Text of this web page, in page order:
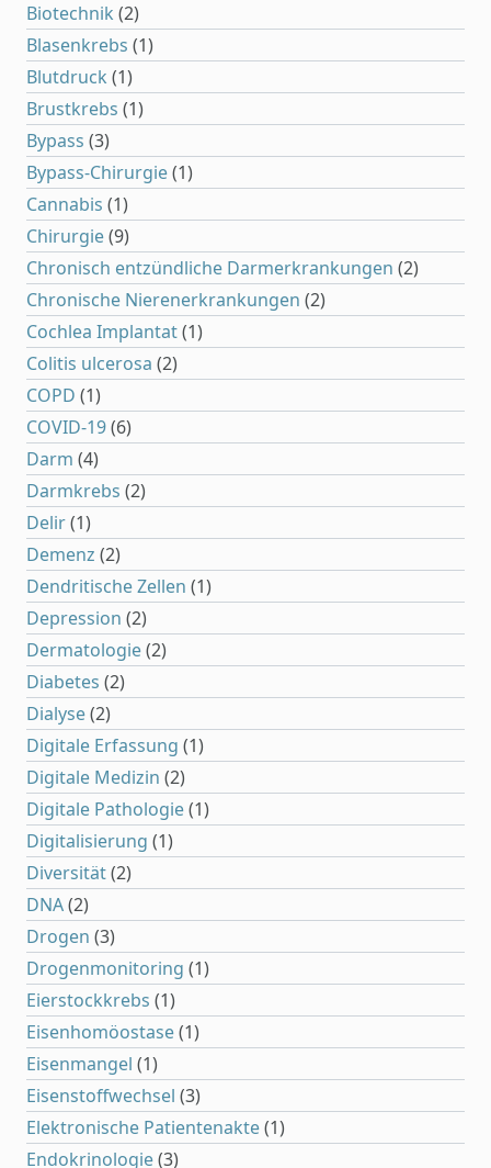
Biotechnik (2)
Blasenkrebs (1)
Blutdruck (1)
Brustkrebs (1)
Bypass (3)
Bypass-Chirurgie(1)
Cannabis (1)
Chirurgie(9)
Chronisch entzündliche Darmerkrankungen (2)
Chronische Nierenerkrankungen (2)
Cochlea Implantat(1)
Colitis ulcerosa (2)
COPD (1)
COVID-19(6)
Darm (4)
Darmkrebs (2)
Delir(1)
Demenz (2)
Dendritische Zellen (1)
Depression (2)
Dermatologie(2)
Diabetes (2)
Dialyse(2)
Digitale Erfassung (1)
Digitale Medizin (2)
Digitale Pathologie(1)
Digitalisierung (1)
Diversität(2)
DNA(2)
Drogen (3)
Drogenmonitoring (1)
Eierstockkrebs (1)
Eisenhomöostase(1)
Eisenmangel (1)
Eisenstoffwechsel (3)
Elektronische Patientenakte(1)
Endokrinologie(3)